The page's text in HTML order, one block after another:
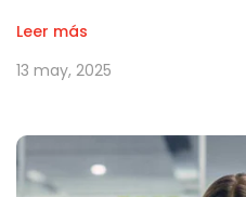
Leer más
13 may, 2025